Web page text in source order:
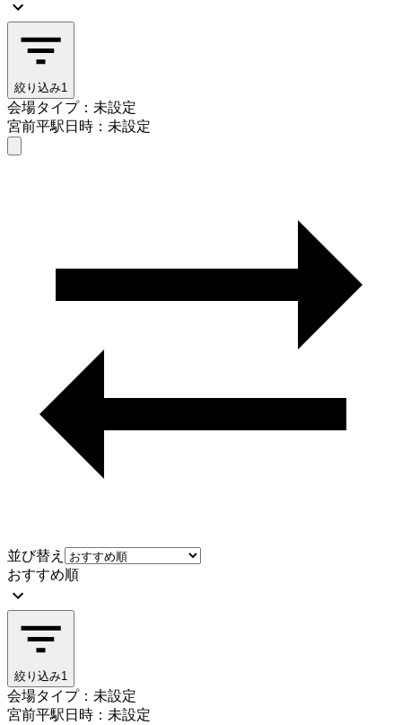
絞り込み1
会場タイプ：未設定
宮前平駅日時：未設定
並び替え
おすすめ順
絞り込み1
会場タイプ：未設定
宮前平駅日時：未設定